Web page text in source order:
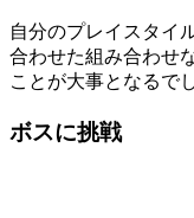
自分のプレイスタイ
合わせた組み合わせ
ことが大事となるで
ボスに挑戦